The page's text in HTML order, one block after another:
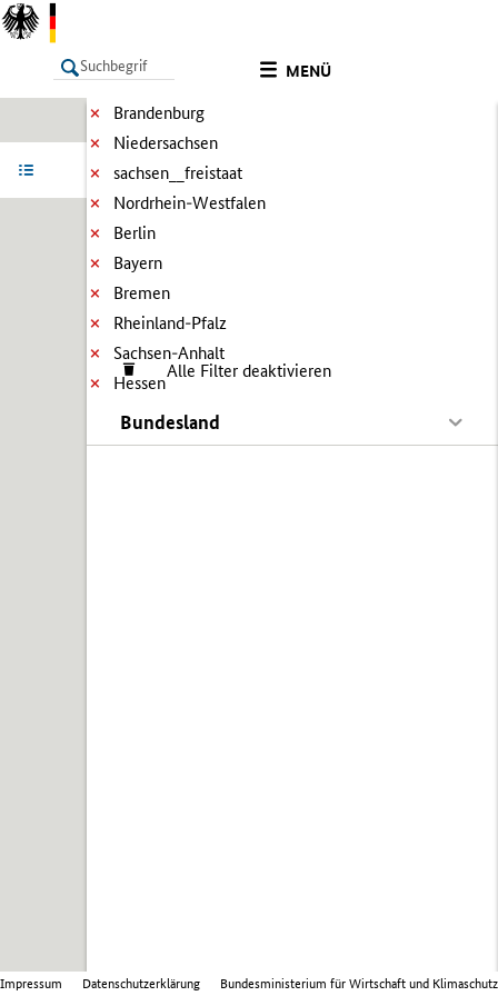
MENÜ
LISTE
Brandenburg
Niedersachsen
sachsen__freistaat
Nordrhein-Westfalen
Berlin
Bayern
Bremen
Rheinland-Pfalz
Sachsen-Anhalt
Hessen
Alle Filter deaktivieren
Bundesland
Impressum Datenschutzerklärung Bundesministerium für Wirtschaft und Klimaschutz